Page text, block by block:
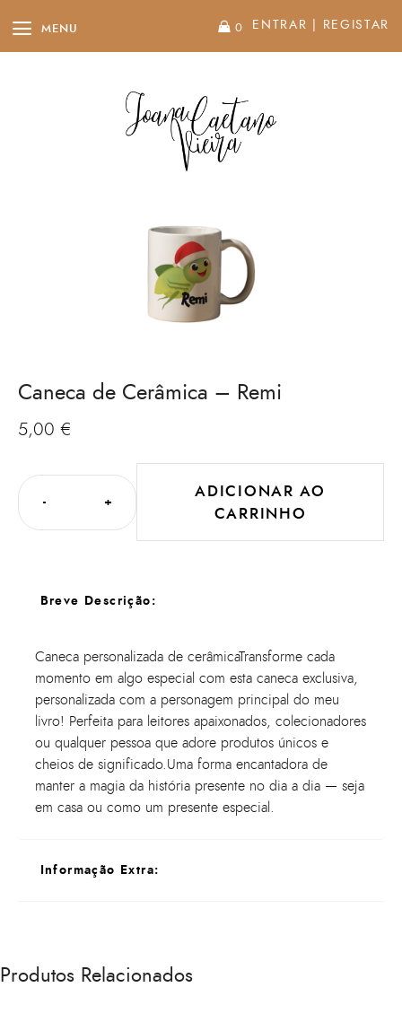
MENU 0 ENTRAR | REGISTAR
Caneca de Cerâmica – Remi
5,00 €
- +
ADICIONAR AO
CARRINHO
Breve Descrição:
Caneca personalizada de cerâmicaTransforme cada
momento em algo especial com esta caneca exclusiva,
personalizada com a personagem principal do meu
livro! Perfeita para leitores apaixonados, colecionadores
ou qualquer pessoa que adore produtos únicos e
cheios de significado.Uma forma encantadora de
manter a magia da história presente no dia a dia — seja
em casa ou como um presente especial.
Informação Extra:
Todos os livros adquiridos aqui no site contam com
Produtos Relacionados